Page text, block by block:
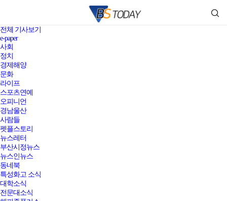
전체 기사보기
e-paper
사회
정치
경제해양
문화
라이프
스포츠연예
오피니언
경남울산
사람들
펫플스토리
뉴스레터
부산시정뉴스
뉴스인뉴스
동네북
특성화고 소식
대학소식
전문대소식